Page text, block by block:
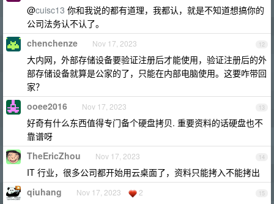
@cuisc13 你和我说的都有道理，我都认，就是不知道想搞你的
公司法务认不认了。
12
chenchenze Nov 17, 2023
大内网，外部存储设备要验证注册后才能使用，验证注册后的外
部存储设备就算是公家的了，只能在内部电脑使用。这要咋带回
家？
13
ooee2016 Nov 17, 2023
好奇有什么东西值得专门备个硬盘拷贝. 重要资料的话硬盘也不
靠谱呀
14
TheEricZhou Nov 17, 2023
IT 行业，很多公司都开始用云桌面了，资料只能拷入不能拷出
15
qiuhang Nov 17, 2023 2